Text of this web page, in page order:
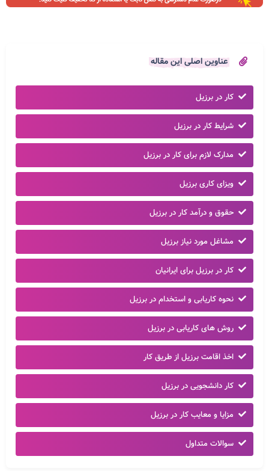
عناوین اصلی این مقاله
کار در برزیل
شرایط کار در برزیل
مدارک لازم برای کار در برزیل
ویزای کاری برزیل
حقوق و درآمد کار در برزیل
مشاغل مورد نیاز برزیل
کار در برزیل برای ایرانیان
نحوه کاریابی و استخدام در برزیل
روش های کاریابی در برزیل
اخذ اقامت برزیل از طریق کار
کار دانشجویی در برزیل
مزایا و معایب کار در برزیل
سوالات متداول